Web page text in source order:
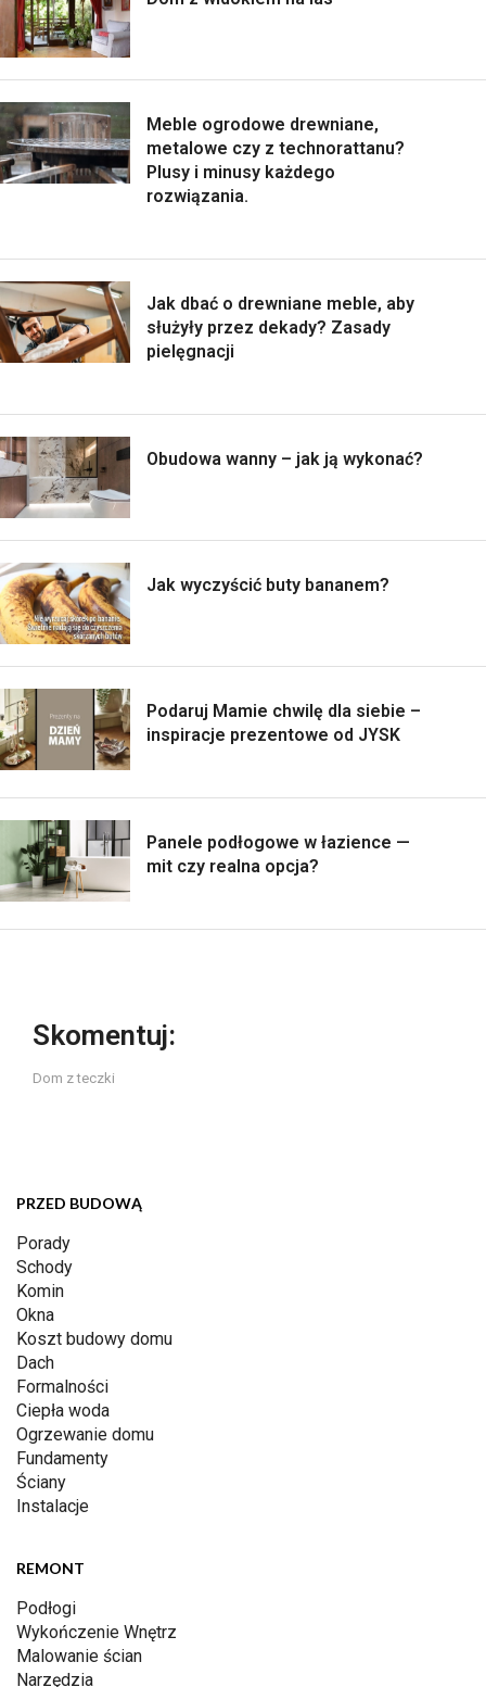
Meble ogrodowe drewniane,
metalowe czy z technorattanu?
Plusy i minusy każdego
rozwiązania.
Jak dbać o drewniane meble, aby
służyły przez dekady? Zasady
pielęgnacji
Obudowa wanny – jak ją wykonać?
Jak wyczyścić buty bananem?
Podaruj Mamie chwilę dla siebie –
inspiracje prezentowe od JYSK
Panele podłogowe w łazience —
mit czy realna opcja?
Skomentuj:
Dom z teczki
PRZED BUDOWĄ
Porady
Schody
Komin
Okna
Koszt budowy domu
Dach
Formalności
Ciepła woda
Ogrzewanie domu
Fundamenty
Ściany
Instalacje
REMONT
Podłogi
Wykończenie Wnętrz
Malowanie ścian
Narzędzia